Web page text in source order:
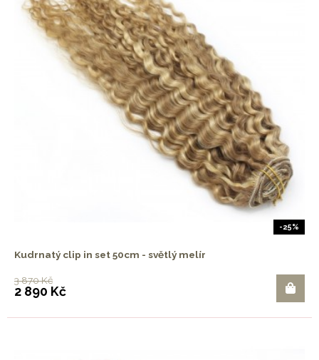
-25%
Kudrnatý clip in set 50cm - světlý melír
3 870 Kč
2 890 Kč